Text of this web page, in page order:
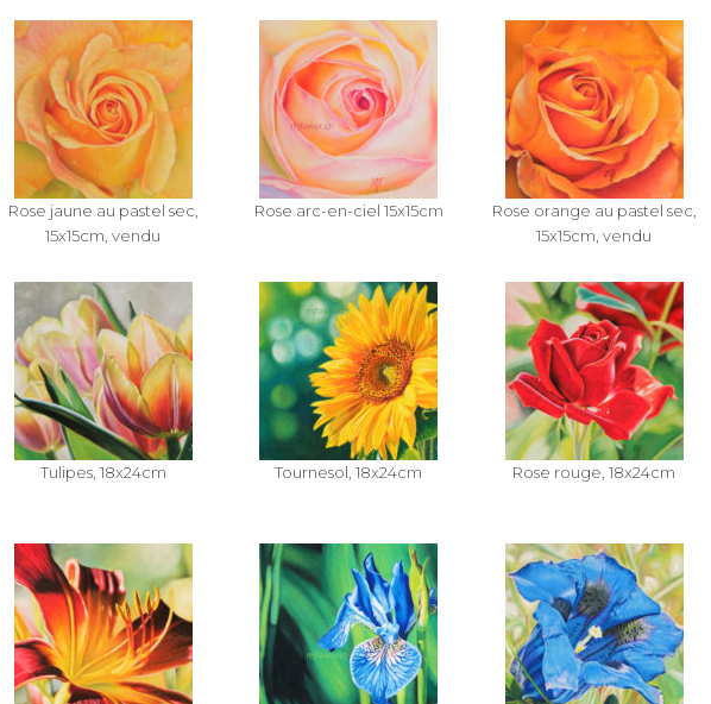
Rose jaune au pastel sec,
15x15cm, vendu
Rose arc-en-ciel 15x15cm
Rose orange au pastel sec,
15x15cm, vendu
Tulipes, 18x24cm Tournesol, 18x24cm Rose rouge, 18x24cm